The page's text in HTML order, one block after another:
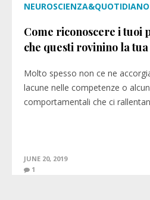
NEUROSCIENZA&QUOTIDIANO
Come riconoscere i tuoi
che questi rovinino la
Molto spesso non ce ne
lacune nelle competenze o
comportamentali che ci
JUNE 20, 2019
1